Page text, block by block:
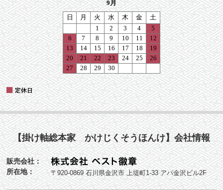
【掛け軸総本家 かけじくそうほんけ】会社情報
販売会社：
所在地：
〒920-0869 石川県金沢市 上堤町1-33 アパ金沢ビル2F